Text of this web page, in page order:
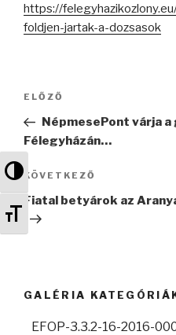
Nagy kontraszt
Betűméret váltása
https://
foldjen-jartak-a-dozsasok
Bejegyzés
Korábbi
bejegyzés
ELŐZŐ
NépmesePont várja
Félegyházán…
Következő
bejegyzés
KÖVETKEZŐ
Fiatal betyárok az
GALÉRIA
EFOP-3.3.2-16-2016-